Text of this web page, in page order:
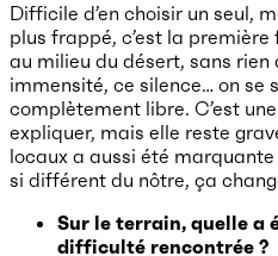
Difficile d’en choisir un seul,
plus frappé, c’est la première
au milieu du désert, sans rien
immensité, ce silence… on
complètement libre. C’est
expliquer, mais elle reste
locaux a aussi été
si différent du nôtre, ça
Sur le terrain, quelle a
difficulté rencontrée ?